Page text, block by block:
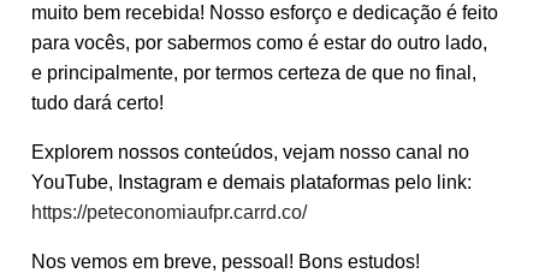
muito bem recebida! Nosso esforço e dedicação é feito
para vocês, por sabermos como é estar do outro lado,
e principalmente, por termos certeza de que no final,
tudo dará certo!
Explorem nossos conteúdos, vejam nosso canal no
YouTube, Instagram e demais plataformas pelo link:
https://peteconomiaufpr.carrd.co/
Nos vemos em breve, pessoal! Bons estudos!